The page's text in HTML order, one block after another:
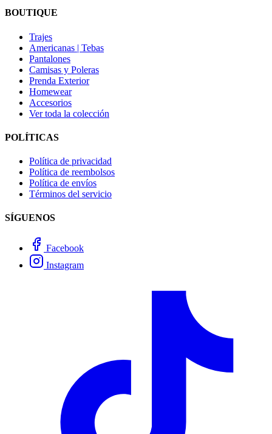
BOUTIQUE
Trajes
Americanas | Tebas
Pantalones
Camisas y Poleras
Prenda Exterior
Homewear
Accesorios
Ver toda la colección
POLÍTICAS
Política de privacidad
Política de reembolsos
Política de envíos
Términos del servicio
SÍGUENOS
Facebook
Instagram